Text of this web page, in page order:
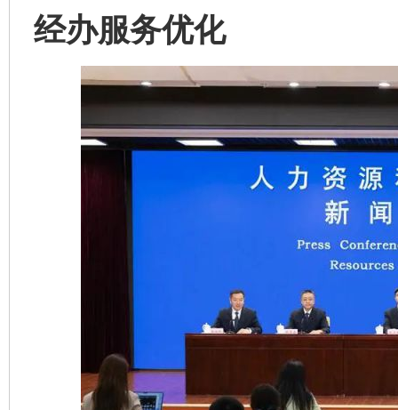
经办服务优化